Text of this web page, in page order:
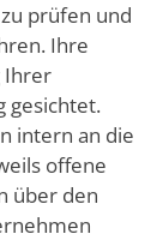
prüfen und
Ihre
Ihrer
gesichtet.
intern an die
offene
über den